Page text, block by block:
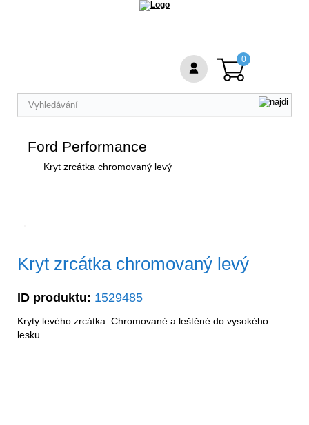
Ford Performance
Kryt zrcátka chromovaný levý
Kryt zrcátka chromovaný levý
ID produktu: 1529485
Kryty levého zrcátka. Chromované a leštěné do vysokého
lesku.
0